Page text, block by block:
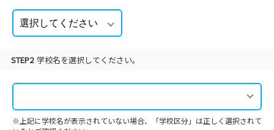
STEP2 学校名を選択してください。
※上記に学校名が表示されていない場合、「学校区分」は正しく選択されて